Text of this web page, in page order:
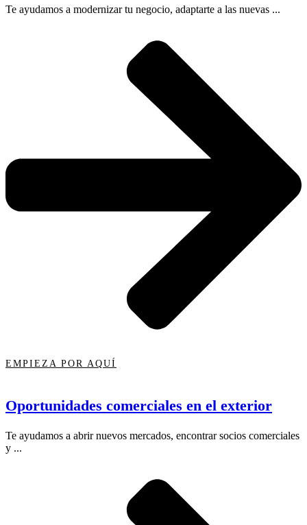
Te ayudamos a modernizar tu negocio, adaptarte a las nuevas ...
EMPIEZA POR AQUÍ
Oportunidades comerciales en el exterior
Te ayudamos a abrir nuevos mercados, encontrar socios comerciales
y ...